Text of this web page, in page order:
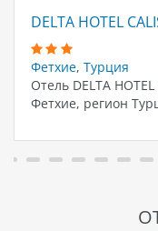
DELTA HOTEL
Фетхие, Турция
Отель DELTA
Фетхие, регион